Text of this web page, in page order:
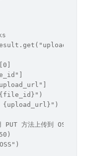
方法上传到 OSS）